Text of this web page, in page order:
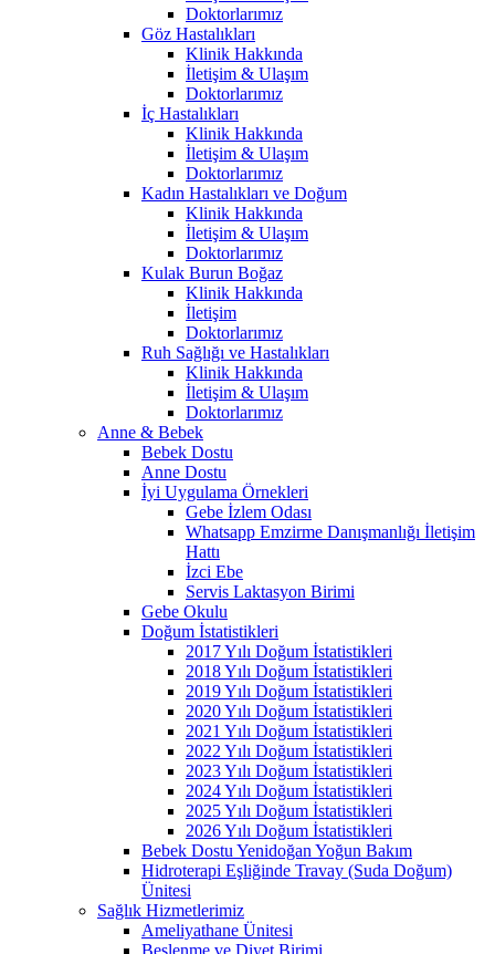
Doktorlarımız
Göz Hastalıkları
Klinik Hakkında
İletişim & Ulaşım
Doktorlarımız
İç Hastalıkları
Klinik Hakkında
İletişim & Ulaşım
Doktorlarımız
Kadın Hastalıkları ve Doğum
Klinik Hakkında
İletişim & Ulaşım
Doktorlarımız
Kulak Burun Boğaz
Klinik Hakkında
İletişim
Doktorlarımız
Ruh Sağlığı ve Hastalıkları
Klinik Hakkında
İletişim & Ulaşım
Doktorlarımız
Anne & Bebek
Bebek Dostu
Anne Dostu
İyi Uygulama Örnekleri
Gebe İzlem Odası
Whatsapp Emzirme Danışmanlığı İletişim
Hattı
İzci Ebe
Servis Laktasyon Birimi
Gebe Okulu
Doğum İstatistikleri
2017 Yılı Doğum İstatistikleri
2018 Yılı Doğum İstatistikleri
2019 Yılı Doğum İstatistikleri
2020 Yılı Doğum İstatistikleri
2021 Yılı Doğum İstatistikleri
2022 Yılı Doğum İstatistikleri
2023 Yılı Doğum İstatistikleri
2024 Yılı Doğum İstatistikleri
2025 Yılı Doğum İstatistikleri
2026 Yılı Doğum İstatistikleri
Bebek Dostu Yenidoğan Yoğun Bakım
Hidroterapi Eşliğinde Travay (Suda Doğum)
Ünitesi
Sağlık Hizmetlerimiz
Ameliyathane Ünitesi
Beslenme ve Diyet Birimi